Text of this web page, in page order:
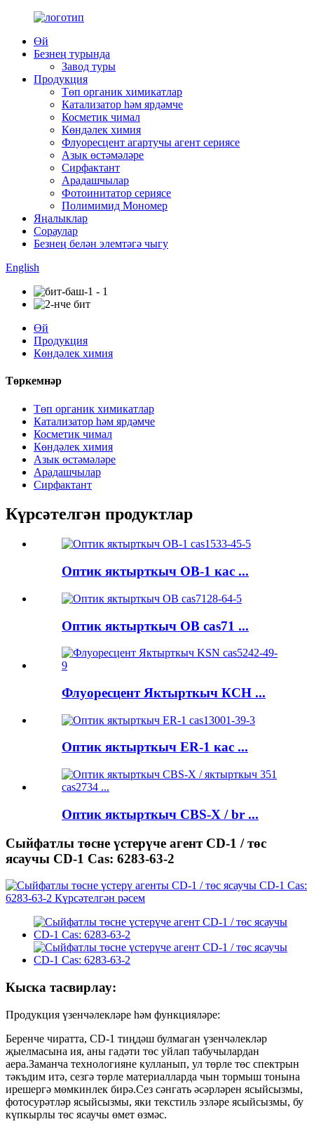
Өй
Безнең турында
Завод туры
Продукция
Төп органик химикатлар
Катализатор һәм ярдәмче
Косметик чимал
Көндәлек химия
Флуоресцент агартучы агент сериясе
Азык өстәмәләре
Сирфактант
Арадашчылар
Фотоинитатор сериясе
Полимимид Мономер
Яңалыклар
Сораулар
Безнең белән элемтәгә чыгу
English
Өй
Продукция
Көндәлек химия
Төркемнәр
Төп органик химикатлар
Катализатор һәм ярдәмче
Косметик чимал
Көндәлек химия
Азык өстәмәләре
Арадашчылар
Сирфактант
Күрсәтелгән продуктлар
Оптик яктырткыч OB-1 кас ...
Оптик яктырткыч OB cas71 ...
Флуоресцент Яктырткыч КСН ...
Оптик яктырткыч ER-1 кас ...
Оптик яктырткыч CBS-X / br ...
Сыйфатлы төсне үстерүче агент CD-1 / төс
ясаучы CD-1 Cas: 6283-63-2
Кыска тасвирлау:
Продукция үзенчәлекләре һәм функцияләре:
Беренче чиратта, CD-1 тиңдәш булмаган үзенчәлекләр
җыелмасына ия, аны гадәти төс уйлап табучылардан
аера.Заманча технологияне кулланып, ул төрле төс спектрын
тәкъдим итә, сезгә төрле материалларда чын тормыш тонына
ирешергә мөмкинлек бирә.Сез сәнгать әсәрләрен ясыйсызмы,
фотосурәтләр ясыйсызмы, яки текстиль эзләре ясыйсызмы, бу
күпкырлы төс ясаучы өмет өзмәс.